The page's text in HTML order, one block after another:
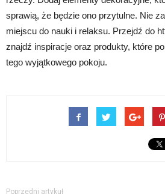
sprawią, że będzie ono przytulne. Nie
miejscu do nauki i relaksu. Przejdź do
znajdź inspiracje oraz produkty, które
tego wyjątkowego pokoju.
Poprzedni artykuł